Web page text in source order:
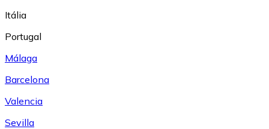
Itália
Portugal
Málaga
Barcelona
Valencia
Sevilla